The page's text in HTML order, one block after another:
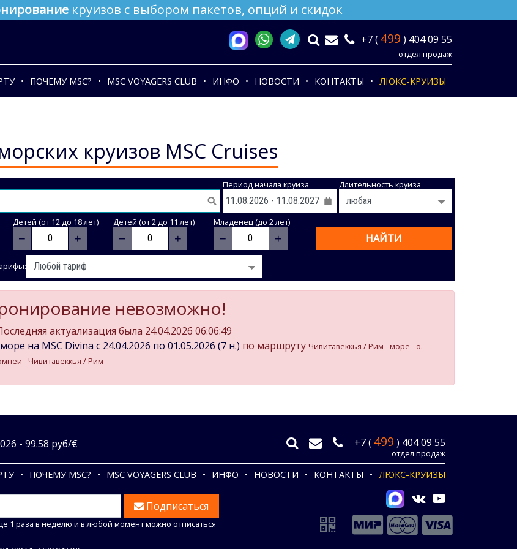
круизов с выбором пакетов, опций и скидок
+7 ( 499 ) 404 09 55
отдел продаж
ПОЧЕМУ MSC? MSC VOYAGERS CLUB ИНФО НОВОСТИ КОНТАКТЫ ЛЮКС-КРУИЗЫ
круизов MSC Cruises
Период начала круиза Длительность круиза
Детей (от 12 до 18 лет)
− +
Детей (от 2 до 11 лет)
− +
Младенец (до 2 лет)
− + НАЙТИ
невозможно!
актуализация была 24.04.2026 06:06:49
на MSC Divina c 24.04.2026 по 01.05.2026 (7 н.) по маршруту Чивитавеккья / Рим - море - о.
- Чивитавеккья / Рим
- 99.58 руб/€ +7 ( 499 ) 404 09 55
отдел продаж
ПОЧЕМУ MSC? MSC VOYAGERS CLUB ИНФО НОВОСТИ КОНТАКТЫ ЛЮКС-КРУИЗЫ
Подписаться
1 раза в неделю и в любой момент можно отписаться